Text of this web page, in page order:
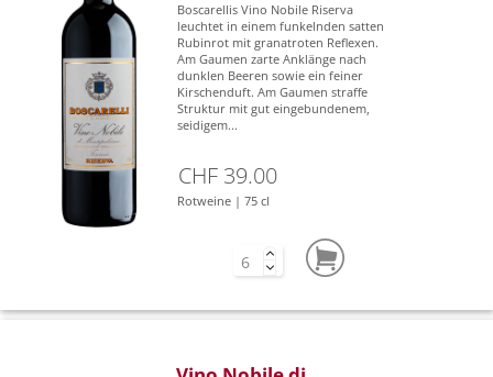
Boscarellis Vino Nobile Riserva
leuchtet in einem funkelnden satten
Rubinrot mit granatroten Reflexen.
Am Gaumen zarte Anklänge nach
dunklen Beeren sowie ein feiner
Kirschenduft. Am Gaumen straffe
Struktur mit gut eingebundenem,
seidigem...
CHF 39.00
Rotweine | 75 cl